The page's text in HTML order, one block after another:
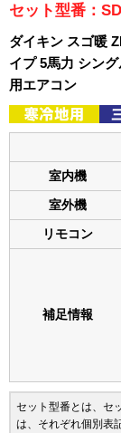
セット型番：
ダイキン スゴ暖
イプ 5馬力 シン
用エアコン
室内機
室外機
リモコン
補足情報
セット型番とは、セ
は、それぞれ個別表